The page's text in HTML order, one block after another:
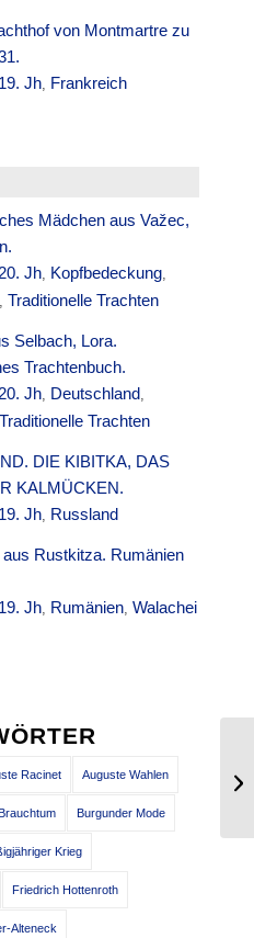
von Montmartre zu
19. Jh, Frankreich
Mädchen aus Važec,
20. Jh, Kopfbedeckung,
, Traditionelle Trachten
Selbach, Lora.
Trachtenbuch.
20. Jh, Deutschland,
Traditionelle Trachten
DIE KIBITKA, DAS
KALMÜCKEN.
19. Jh, Russland
aus Rustkitza. Rumänien
19. Jh, Rumänien,Walachei
Racinet Auguste Wahlen
Burgunder Mode
Krieg
Friedrich Hottenroth
Alteneck